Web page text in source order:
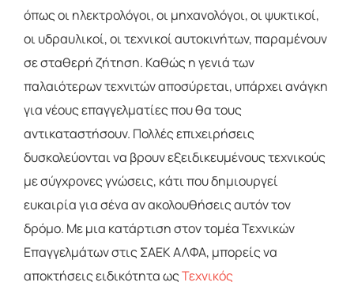
όπως οι ηλεκτρολόγοι, οι μηχανολόγοι, οι ψυκτικοί,
οι υδραυλικοί, οι τεχνικοί αυτοκινήτων, παραμένουν
σε σταθερή ζήτηση. Καθώς η γενιά των
παλαιότερων τεχνιτών αποσύρεται, υπάρχει ανάγκη
για νέους επαγγελματίες που θα τους
αντικαταστήσουν. Πολλές επιχειρήσεις
δυσκολεύονται να βρουν εξειδικευμένους τεχνικούς
με σύγχρονες γνώσεις, κάτι που δημιουργεί
ευκαιρία για σένα αν ακολουθήσεις αυτόν τον
δρόμο. Με μια κατάρτιση στον τομέα Τεχνικών
Επαγγελμάτων στις ΣΑΕΚ ΑΛΦΑ, μπορείς να
αποκτήσεις ειδικότητα ωςΤεχνικός